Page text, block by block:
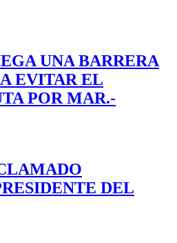
UNA BARRERA
EVITAR EL
POR MAR.-
DEL